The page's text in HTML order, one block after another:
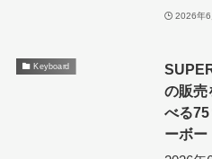
2026年
Keyboard
の販売
べる
ーボー